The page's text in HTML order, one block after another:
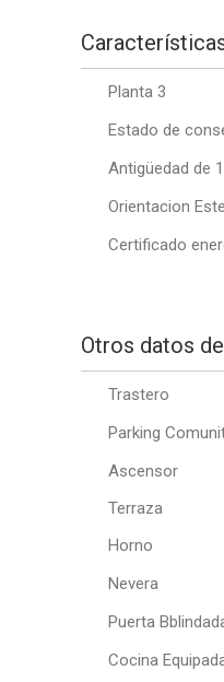
Planta 3
Estado de
Antigüedad de
Orientacion Este
Certificado
Otros datos
Trastero
Parking
Ascensor
Terraza
Horno
Nevera
Puerta
Cocina